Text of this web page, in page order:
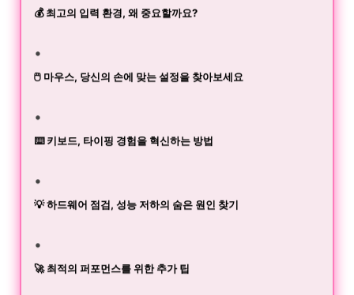
💰 최고의 입력 환경, 왜 중요할까요?
🖱️ 마우스, 당신의 손에 맞는 설정을 찾아보세요
⌨️ 키보드, 타이핑 경험을 혁신하는 방법
💡 하드웨어 점검, 성능 저하의 숨은 원인 찾기
🚀 최적의 퍼포먼스를 위한 추가 팁